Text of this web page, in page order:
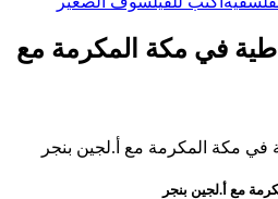
في مكة المكرمة مع
مكة المكرمة مع أ.لجين بنجر
مع أ.لجين بنجر